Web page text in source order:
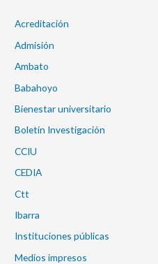
Acreditación
Admisión
Ambato
Babahoyo
Bienestar universitario
Boletín Investigación
CCIU
CEDIA
Ctt
Ibarra
Instituciones públicas
Medios impresos